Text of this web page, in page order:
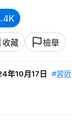
淵【財經慧眼】
收藏 檢舉
年10月17日 #習